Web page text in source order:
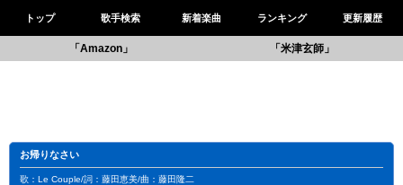
トップ 歌手検索 新着楽曲 ランキング 更新履歴
「Amazon」 「米津玄師」
お帰りなさい
歌：Le Couple/詞：藤田恵美/曲：藤田隆二